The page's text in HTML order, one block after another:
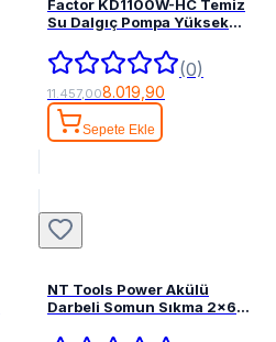
Factor KD1100W-HC Temiz
Su Dalgıç Pompa Yüksek
(0)
11.457,008.019,90
Sepete Ekle
NT Tools Power Akülü
Darbeli Somun Sıkma 2x6